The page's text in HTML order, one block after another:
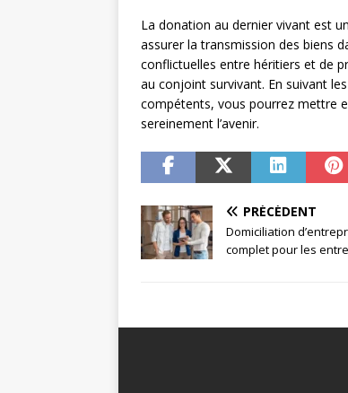
La donation au dernier vivant est
assurer la transmission des biens
conflictuelles entre héritiers et de
au conjoint survivant. En suivant
compétents, vous pourrez mettre
sereinement l’avenir.
PRÉCÉDENT
Domiciliation
complet pour les